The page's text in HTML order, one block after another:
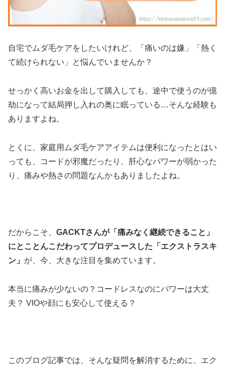
自宅でムダ毛ケアをしたいけれど、「痛いのは嫌」「熱く
て続けられない」と悩んでいませんか？
せっかく高いお金を出して購入しても、途中で使うのが億
劫になって結局押し入れの奥に眠っている…そんな経験も
ありますよね。
とくに、家庭用ムダ毛ケアアイテムは便利になったとはい
っても、コードが邪魔だったり、肝心なパワーが弱かった
り、痛みや熱さの問題なんかもありましたよね。
だからこそ、 GACKTさんが「痛みなく継続できること」
にとことんこだわってプロデュースした「エクストラスキ
ン」 が、今、大きな注目を集めています。
本当に痛みが少ないの？コードレスなのにパワーは大丈
夫？ VIOや顔にも安心して使える？
このブログ記事では、そんな疑問を解消するために、エク